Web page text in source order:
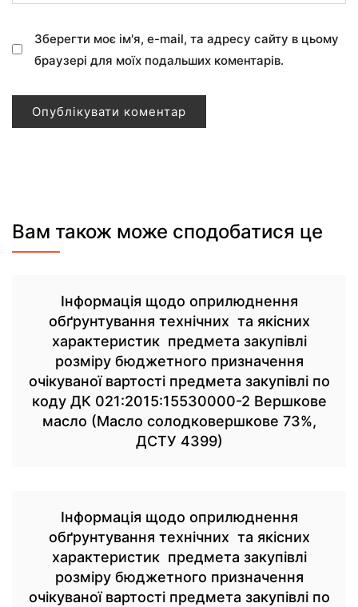
Зберегти моє ім'я, e-mail, та адресу сайту в цьому
браузері для моїх подальших коментарів.
Вам також може сподобатися це
Інформація щодо оприлюднення
обґрунтування технічних та якісних
характеристик предмета закупівлі
розміру бюджетного призначення
очікуваної вартості предмета закупівлі по
коду ДК 021:2015:15530000-2 Вершкове
масло (Масло солодковершкове 73%,
ДСТУ 4399)
Інформація щодо оприлюднення
обґрунтування технічних та якісних
характеристик предмета закупівлі
розміру бюджетного призначення
очікуваної вартості предмета закупівлі по